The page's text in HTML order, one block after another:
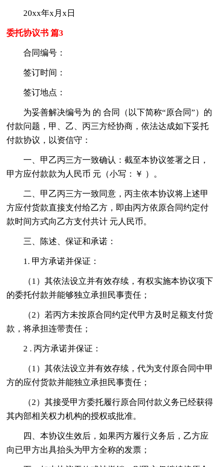
20xx年x月x日
委托协议书 篇3
合同编号：
签订时间：
签订地点：
为妥善解决编号为 的 合同（以下简称“原合同”）的
付款问题，甲、乙、丙三方经协商，依法达成如下妥托
付款协议，以资信守：
一、甲乙丙三方一致确认：截至本协议签署之日，
甲方应付款款为人民币 元（小写：￥ ）。
二、甲乙丙三方一致同意，丙主依本协议将上述甲
方应付货款直接支付给乙方，即由丙方依原合同约定付
款时间方式向乙方支付共计 元人民币。
三、陈述、保证和承诺：
1. 甲方承诺并保证：
（1）其依法设立并有效存续，有权实施本协议项下
的委托付款并能够独立承担民事责任；
（2）若丙方未按原合同约定代甲方及时足额支付货
款，将承担连带责任；
2 . 丙方承诺并保证：
（1）其依法设立并有效存续，代为支付原合同中甲
方的应付货款并能独立承担民事责任；
（2）其接受甲方委托履行原合同付款义务已经获得
其内部相关权力机构的授权或批准。
四、本协议生效后，如果丙方履行义务后，乙方应
向已甲方出具抬头为甲方全称的发票；